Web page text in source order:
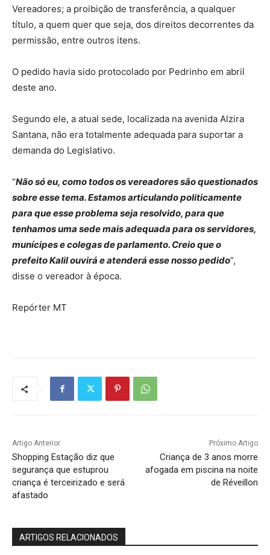
Vereadores; a proibição de transferência, a qualquer
título, a quem quer que seja, dos direitos decorrentes da
permissão, entre outros itens.
O pedido havia sido protocolado por Pedrinho em abril
deste ano.
Segundo ele, a atual sede, localizada na avenida Alzira
Santana, não era totalmente adequada para suportar a
demanda do Legislativo.
“Não só eu, como todos os vereadores são questionados
sobre esse tema. Estamos articulando politicamente
para que esse problema seja resolvido, para que
tenhamos uma sede mais adequada para os servidores,
munícipes e colegas de parlamento. Creio que o
prefeito Kalil ouvirá e atenderá esse nosso pedido”,
disse o vereador à época.
Repórter MT
Artigo Anterior
Shopping Estação diz que
segurança que estuprou
criança é terceirizado e será
afastado
Próximo Artigo
Criança de 3 anos morre
afogada em piscina na noite
de Réveillon
ARTIGOS RELACIONADOS